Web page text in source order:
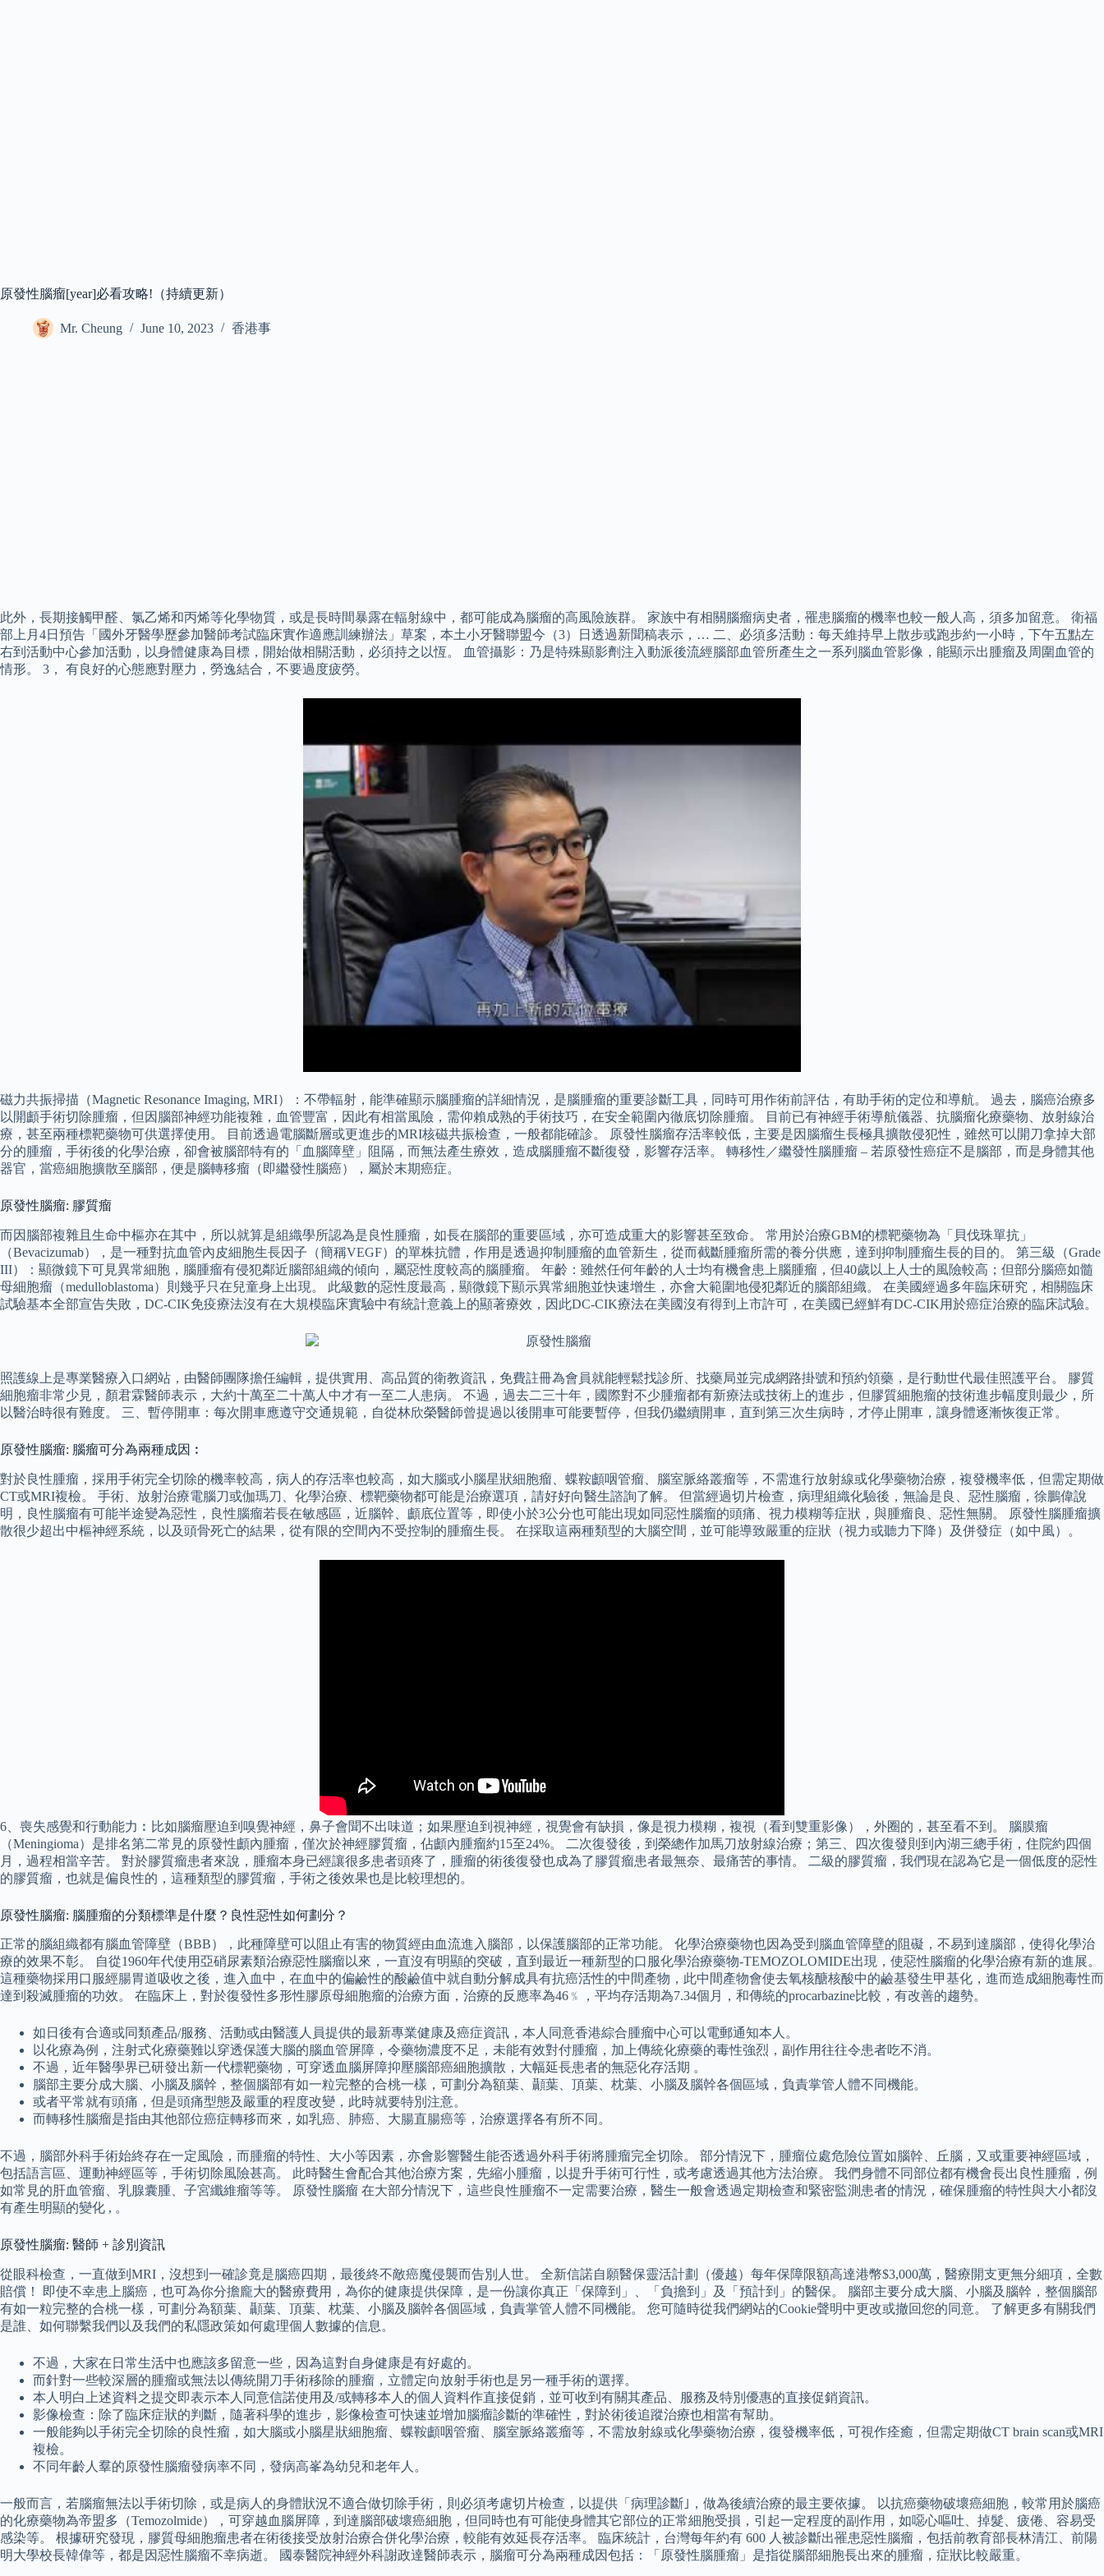
原發性腦瘤[year]必看攻略!（持續更新）
Mr. Cheung June 10, 2023 香港事
此外，長期接觸甲醛、氯乙烯和丙烯等化學物質，或是長時間暴露在輻射線中，都可能成為腦瘤的高風險族群。 家族中有相關腦瘤病史者，罹患腦瘤的機率也較一般人高，須多加留意。 衛福
部上月4日預告「國外牙醫學歷參加醫師考試臨床實作適應訓練辦法」草案，本土小牙醫聯盟今（3）日透過新聞稿表示，… 二、必須多活動：每天維持早上散步或跑步約一小時，下午五點左
右到活動中心參加活動，以身體健康為目標，開始做相關活動，必須持之以恆。 血管攝影：乃是特殊顯影劑注入動派後流經腦部血管所產生之一系列腦血管影像，能顯示出腫瘤及周圍血管的
情形。 3， 有良好的心態應對壓力，勞逸結合，不要過度疲勞。
磁力共振掃描（Magnetic Resonance Imaging, MRI）：不帶輻射，能準確顯示腦腫瘤的詳細情況，是腦腫瘤的重要診斷工具，同時可用作術前評估，有助手術的定位和導航。 過去，腦癌治療多
以開顱手術切除腫瘤，但因腦部神經功能複雜，血管豐富，因此有相當風險，需仰賴成熟的手術技巧，在安全範圍內徹底切除腫瘤。 目前已有神經手術導航儀器、抗腦瘤化療藥物、放射線治
療，甚至兩種標靶藥物可供選擇使用。 目前透過電腦斷層或更進步的MRI核磁共振檢查，一般都能確診。 原發性腦瘤存活率較低，主要是因腦瘤生長極具擴散侵犯性，雖然可以開刀拿掉大部
分的腫瘤，手術後的化學治療，卻會被腦部特有的「血腦障壁」阻隔，而無法產生療效，造成腦腫瘤不斷復發，影響存活率。 轉移性／繼發性腦腫瘤 – 若原發性癌症不是腦部，而是身體其他
器官，當癌細胞擴散至腦部，便是腦轉移瘤（即繼發性腦癌），屬於末期癌症。
原發性腦瘤: 膠質瘤
而因腦部複雜且生命中樞亦在其中，所以就算是組織學所認為是良性腫瘤，如長在腦部的重要區域，亦可造成重大的影響甚至致命。 常用於治療GBM的標靶藥物為「貝伐珠單抗」
（Bevacizumab），是一種對抗血管內皮細胞生長因子（簡稱VEGF）的單株抗體，作用是透過抑制腫瘤的血管新生，從而截斷腫瘤所需的養分供應，達到抑制腫瘤生長的目的。 第三級（Grade
III）：顯微鏡下可見異常細胞，腦腫瘤有侵犯鄰近腦部組織的傾向，屬惡性度較高的腦腫瘤。 年齡：雖然任何年齡的人士均有機會患上腦腫瘤，但40歲以上人士的風險較高；但部分腦癌如髓
母細胞瘤（medulloblastoma）則幾乎只在兒童身上出現。 此級數的惡性度最高，顯微鏡下顯示異常細胞並快速增生，亦會大範圍地侵犯鄰近的腦部組織。 在美國經過多年臨床研究，相關臨床
試驗基本全部宣告失敗，DC-CIK免疫療法沒有在大規模臨床實驗中有統計意義上的顯著療效，因此DC-CIK療法在美國沒有得到上市許可，在美國已經鮮有DC-CIK用於癌症治療的臨床試驗。
照護線上是專業醫療入口網站，由醫師團隊擔任編輯，提供實用、高品質的衛教資訊，免費註冊為會員就能輕鬆找診所、找藥局並完成網路掛號和預約領藥，是行動世代最佳照護平台。 膠質
細胞瘤非常少見，顏君霖醫師表示，大約十萬至二十萬人中才有一至二人患病。 不過，過去二三十年，國際對不少腫瘤都有新療法或技術上的進步，但膠質細胞瘤的技術進步幅度則最少，所
以醫治時很有難度。 三、暫停開車：每次開車應遵守交通規範，自從林欣榮醫師曾提過以後開車可能要暫停，但我仍繼續開車，直到第三次生病時，才停止開車，讓身體逐漸恢復正常。
原發性腦瘤: 腦瘤可分為兩種成因︰
對於良性腫瘤，採用手術完全切除的機率較高，病人的存活率也較高，如大腦或小腦星狀細胞瘤、蝶鞍顱咽管瘤、腦室脈絡叢瘤等，不需進行放射線或化學藥物治療，複發機率低，但需定期做
CT或MRI複檢。 手術、放射治療電腦刀或伽瑪刀、化學治療、標靶藥物都可能是治療選項，請好好向醫生諮詢了解。 但當經過切片檢查，病理組織化驗後，無論是良、惡性腦瘤，徐鵬偉說
明，良性腦瘤有可能半途變為惡性，良性腦瘤若長在敏感區，近腦幹、顱底位置等，即使小於3公分也可能出現如同惡性腦瘤的頭痛、視力模糊等症狀，與腫瘤良、惡性無關。 原發性腦腫瘤擴
散很少超出中樞神經系統，以及頭骨死亡的結果，從有限的空間內不受控制的腫瘤生長。 在採取這兩種類型的大腦空間，並可能導致嚴重的症狀（視力或聽力下降）及併發症（如中風）。
6、喪失感覺和行動能力︰比如腦瘤壓迫到嗅覺神經，鼻子會聞不出味道；如果壓迫到視神經，視覺會有缺損，像是視力模糊，複視（看到雙重影像），外圈的，甚至看不到。 腦膜瘤
（Meningioma）是排名第二常見的原發性顱內腫瘤，僅次於神經膠質瘤，佔顱內腫瘤約15至24%。 二次復發後，到榮總作加馬刀放射線治療；第三、四次復發則到內湖三總手術，住院約四個
月，過程相當辛苦。 對於膠質瘤患者來說，腫瘤本身已經讓很多患者頭疼了，腫瘤的術後復發也成為了膠質瘤患者最無奈、最痛苦的事情。 二級的膠質瘤，我們現在認為它是一個低度的惡性
的膠質瘤，也就是偏良性的，這種類型的膠質瘤，手術之後效果也是比較理想的。
原發性腦瘤: 腦腫瘤的分類標準是什麼？良性惡性如何劃分？
正常的腦組織都有腦血管障壁（BBB），此種障壁可以阻止有害的物質經由血流進入腦部，以保護腦部的正常功能。 化學治療藥物也因為受到腦血管障壁的阻礙，不易到達腦部，使得化學治
療的效果不彰。 自從1960年代使用亞硝尿素類治療惡性腦瘤以來，一直沒有明顯的突破，直到最近一種新型的口服化學治療藥物-TEMOZOLOMIDE出現，使惡性腦瘤的化學治療有新的進展。
這種藥物採用口服經腸胃道吸收之後，進入血中，在血中的偏鹼性的酸鹼值中就自動分解成具有抗癌活性的中間產物，此中間產物會使去氧核醣核酸中的鹼基發生甲基化，進而造成細胞毒性而
達到殺滅腫瘤的功效。 在臨床上，對於復發性多形性膠原母細胞瘤的治療方面，治療的反應率為46﹪，平均存活期為7.34個月，和傳統的procarbazine比較，有改善的趨勢。
如日後有合適或同類產品/服務、活動或由醫護人員提供的最新專業健康及癌症資訊，本人同意香港綜合腫瘤中心可以電郵通知本人。
以化療為例，注射式化療藥難以穿透保護大腦的腦血管屏障，令藥物濃度不足，未能有效對付腫瘤，加上傳統化療藥的毒性強烈，副作用往往令患者吃不消。
不過，近年醫學界已研發出新一代標靶藥物，可穿透血腦屏障抑壓腦部癌細胞擴散，大幅延長患者的無惡化存活期 。
腦部主要分成大腦、小腦及腦幹，整個腦部有如一粒完整的合桃一樣，可劃分為額葉、顳葉、頂葉、枕葉、小腦及腦幹各個區域，負責掌管人體不同機能。
或者平常就有頭痛，但是頭痛型態及嚴重的程度改變，此時就要特別注意。
而轉移性腦瘤是指由其他部位癌症轉移而來，如乳癌、肺癌、大腸直腸癌等，治療選擇各有所不同。
不過，腦部外科手術始終存在一定風險，而腫瘤的特性、大小等因素，亦會影響醫生能否透過外科手術將腫瘤完全切除。 部分情況下，腫瘤位處危險位置如腦幹、丘腦，又或重要神經區域，
包括語言區、運動神經區等，手術切除風險甚高。 此時醫生會配合其他治療方案，先縮小腫瘤，以提升手術可行性，或考慮透過其他方法治療。 我們身體不同部位都有機會長出良性腫瘤，例
如常見的肝血管瘤、乳腺囊腫、子宮纖維瘤等等。 原發性腦瘤 在大部分情況下，這些良性腫瘤不一定需要治療，醫生一般會透過定期檢查和緊密監測患者的情況，確保腫瘤的特性與大小都沒
有產生明顯的變化 , 。
原發性腦瘤: 醫師 + 診別資訊
從眼科檢查，一直做到MRI，沒想到一確診竟是腦癌四期，最後終不敵癌魔侵襲而告別人世。 全新信諾自願醫保靈活計劃（優越）每年保障限額高達港幣$3,000萬，醫療開支更無分細項，全數
賠償！ 即使不幸患上腦癌，也可為你分擔龐大的醫療費用，為你的健康提供保障，是一份讓你真正「保障到」、「負擔到」及「預計到」的醫保。 腦部主要分成大腦、小腦及腦幹，整個腦部
有如一粒完整的合桃一樣，可劃分為額葉、顳葉、頂葉、枕葉、小腦及腦幹各個區域，負責掌管人體不同機能。 您可隨時從我們網站的Cookie聲明中更改或撤回您的同意。 了解更多有關我們
是誰、如何聯繫我們以及我們的私隱政策如何處理個人數據的信息。
不過，大家在日常生活中也應該多留意一些，因為這對自身健康是有好處的。
而針對一些較深層的腫瘤或無法以傳統開刀手術移除的腫瘤，立體定向放射手術也是另一種手術的選擇。
本人明白上述資料之提交即表示本人同意信諾使用及/或轉移本人的個人資料作直接促銷，並可收到有關其產品、服務及特別優惠的直接促銷資訊。
影像檢查：除了臨床症狀的判斷，隨著科學的進步，影像檢查可快速並增加腦瘤診斷的準確性，對於術後追蹤治療也相當有幫助。
一般能夠以手術完全切除的良性瘤，如大腦或小腦星狀細胞瘤、蝶鞍顱咽管瘤、腦室脈絡叢瘤等，不需放射線或化學藥物治療，復發機率低，可視作痊癒，但需定期做CT brain scan或MRI
複檢。
不同年齡人羣的原發性腦瘤發病率不同，發病高峯為幼兒和老年人。
一般而言，若腦瘤無法以手術切除，或是病人的身體狀況不適合做切除手術，則必須考慮切片檢查，以提供「病理診斷｣，做為後續治療的最主要依據。 以抗癌藥物破壞癌細胞，較常用於腦癌
的化療藥物為帝盟多（Temozolmide），可穿越血腦屏障，到達腦部破壞癌細胞，但同時也有可能使身體其它部位的正常細胞受損，引起一定程度的副作用，如噁心嘔吐、掉髮、疲倦、容易受
感染等。 根據研究發現，膠質母細胞瘤患者在術後接受放射治療合併化學治療，較能有效延長存活率。 臨床統計，台灣每年約有 600 人被診斷出罹患惡性腦瘤，包括前教育部長林清江、前陽
明大學校長韓偉等，都是因惡性腦瘤不幸病逝。 國泰醫院神經外科謝政達醫師表示，腦瘤可分為兩種成因包括：「原發性腦腫瘤」是指從腦部細胞長出來的腫瘤，症狀比較嚴重。